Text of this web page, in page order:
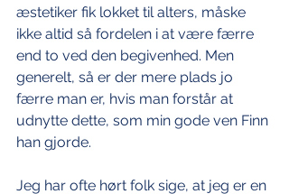
æstetiker fik lokket til alters, måske
ikke altid så fordelen i at være færre
end to ved den begivenhed. Men
generelt, så er der mere plads jo
færre man er, hvis man forstår at
udnytte dette, som min gode ven Finn
han gjorde.
Jeg har ofte hørt folk sige, at jeg er en